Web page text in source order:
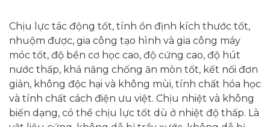
Chịu lực tác động tốt, tính ổn định kích thước tốt,
nhuộm được, gia công tạo hình và gia công máy
móc tốt, độ bền cơ học cao, độ cứng cao, độ hút
nước thấp, khả năng chống ăn mòn tốt, kết nối đơn
giản, không độc hại và không mùi, tính chất hóa học
và tính chất cách điện ưu việt. Chịu nhiệt và không
biến dạng, có thể chịu lực tốt dù ở nhiệt độ thấp. Là